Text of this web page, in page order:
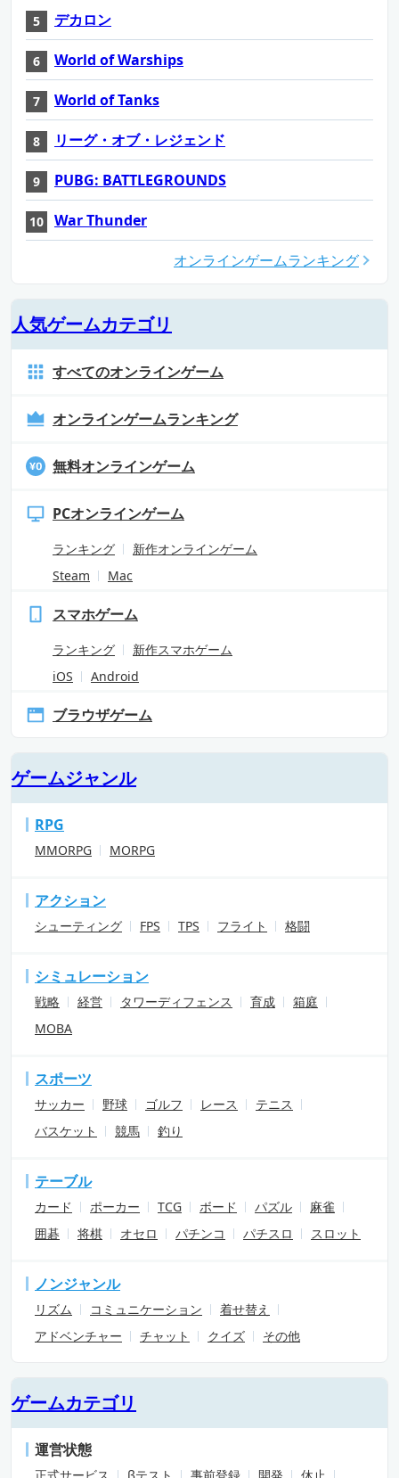
デカロン
World of Warships
World of Tanks
リーグ・オブ・レジェンド
PUBG: BATTLEGROUNDS
War Thunder
オンラインゲームランキング
人気ゲームカテゴリ
すべてのオンラインゲーム
オンラインゲームランキング
無料オンラインゲーム
PCオンラインゲーム
ランキング
新作オンラインゲーム
Steam
Mac
スマホゲーム
ランキング
新作スマホゲーム
iOS
Android
ブラウザゲーム
ゲームジャンル
RPG
MMORPG MORPG
アクション
シューティング FPS TPS フライト 格闘
シミュレーション
戦略 経営 タワーディフェンス 育成
箱庭
MOBA
スポーツ
サッカー 野球 ゴルフ レース
テニス
バスケット
競馬 釣り
テーブル
カード ポーカー TCG ボード パズル
麻雀
囲碁
将棋 オセロ パチンコ パチスロ スロット
ノンジャンル
リズム コミュニケーション
着せ替え
アドベンチャー
チャット クイズ その他
ゲームカテゴリ
運営状態